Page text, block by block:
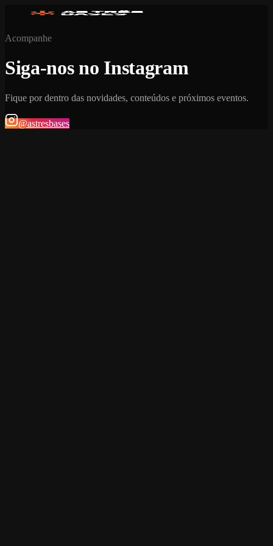
Acompanhe
Siga-nos no Instagram
Fique por dentro das novidades, conteúdos e próximos eventos.
@astresbases